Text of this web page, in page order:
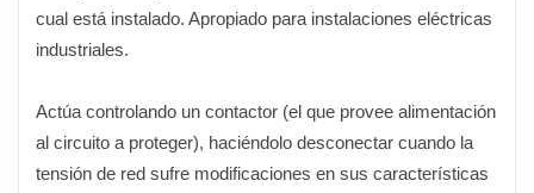
cual está instalado. Apropiado para instalaciones eléctricas
industriales.
Actúa controlando un contactor (el que provee alimentación
al circuito a proteger), haciéndolo desconectar cuando la
tensión de red sufre modificaciones en sus características